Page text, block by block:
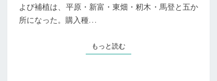
ギ
整
よび補植は、平原・新富・東畑・籾木・馬登と五か
所になった。購入種…
もっと読むもっと読む